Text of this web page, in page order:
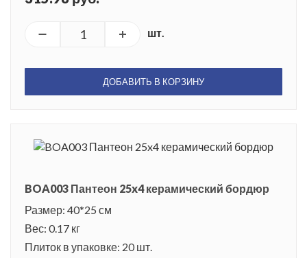
шт.
ДОБАВИТЬ В КОРЗИНУ
BOA003 Пантеон 25x4 керамический бордюр
Размер: 40*25 см
Вес: 0.17 кг
Плиток в упаковке: 20 шт.